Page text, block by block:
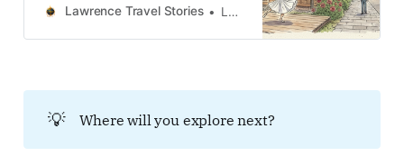
なタペストリーであることを示して
す。
Lawrence Travel Stories Lawrence
💡 Where will you explore next?